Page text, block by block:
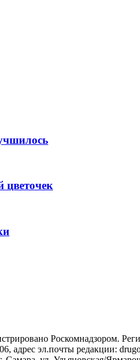
цветочек
Роскомнадзором.
адрес эл.почты редакции: